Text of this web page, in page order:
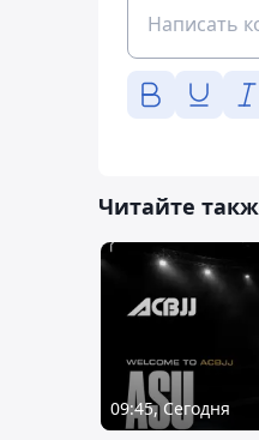
Читайте
09:45, Сегодня